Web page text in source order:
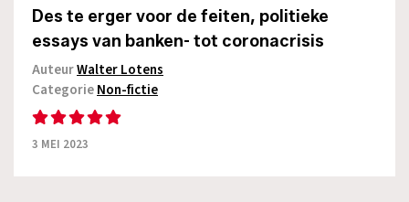
Des te erger voor de feiten, politieke
essays van banken- tot coronacrisis
AuteurWalter Lotens
CategorieNon-fictie
3 MEI 2023